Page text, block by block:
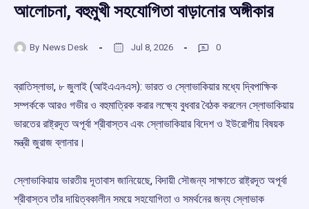
আলোচনা, বহুমুখী সহযোগিতা বাড়ানোর অঙ্গীকার
By News Desk Jul 8, 2026 0
ব্রাতিস্লাভা, ৮ জুলাই (আইএএনএস): ভারত ও স্লোভাকিয়ার মধ্যে দ্বিপাক্ষিক
সম্পর্ককে আরও গভীর ও বহুমাত্রিক করার লক্ষ্যে বুধবার বৈঠক করলেন স্লোভাকিয়ায়
ভারতের রাষ্ট্রদূত অপূর্বা শ্রীবাস্তব এবং স্লোভাকিয়ার বিদেশ ও ইউরোপীয় বিষয়ক
মন্ত্রী জুরাজ ব্লানার।
স্লোভাকিয়ায় ভারতীয় দূতাবাস জানিয়েছে, বিদায়ী সৌজন্য সাক্ষাতে রাষ্ট্রদূত অপূর্বা
শ্রীবাস্তব তাঁর দায়িত্বকালীন সময়ে সহযোগিতা ও সমর্থনের জন্য স্লোভাক